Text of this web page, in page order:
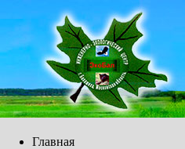
Главная